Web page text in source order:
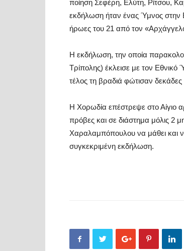
ποίηση Σεφέρη, Ελύτη, Ρίτσου,
εκδήλωση ήταν ένας Ύμνος στην
ήρωες του 21 από τον
Η εκδήλωση, την οποία
Τρίπολης) έκλεισε με τον
τέλος τη βραδιά φώτισαν
Η Χορωδία επέστρεψε στο Αίγιο
πρόβες και σε διάστημα μόλις 2
Χαραλαμπόπουλου να μάθει και
συγκεκριμένη εκδήλωση.